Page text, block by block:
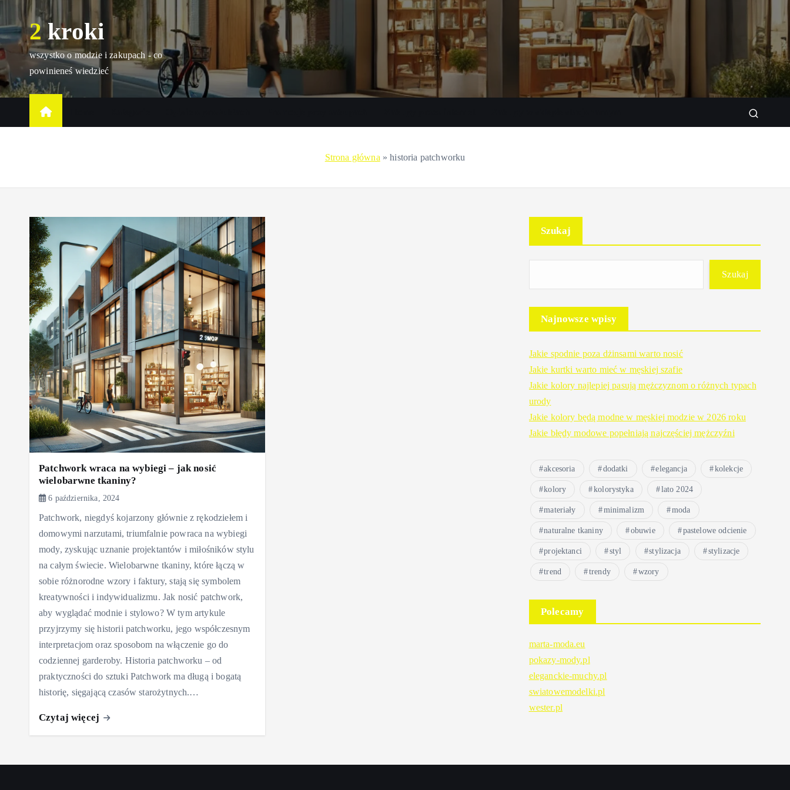
i
t
o
2 kroki
wszystko o modzie i zakupach - co
powinieneś wiedzieć
Strona główna »historia patchworku
Patchwork wraca na wybiegi – jak nosić
wielobarwne tkaniny?
6 października, 2024
Patchwork, niegdyś kojarzony głównie z rękodziełem i
domowymi narzutami, triumfalnie powraca na wybiegi
mody, zyskując uznanie projektantów i miłośników stylu
na całym świecie. Wielobarwne tkaniny, które łączą w
sobie różnorodne wzory i faktury, stają się symbolem
kreatywności i indywidualizmu. Jak nosić patchwork,
aby wyglądać modnie i stylowo? W tym artykule
przyjrzymy się historii patchworku, jego współczesnym
interpretacjom oraz sposobom na włączenie go do
codziennej garderoby. Historia patchworku – od
praktyczności do sztuki Patchwork ma długą i bogatą
historię, sięgającą czasów starożytnych.…
Czytaj więcej
Szukaj
Szukaj
Najnowsze wpisy
Jakie spodnie poza dżinsami warto nosić
Jakie kurtki warto mieć w męskiej szafie
Jakie kolory najlepiej pasują mężczyznom o różnych typach
urody
Jakie kolory będą modne w męskiej modzie w 2026 roku
Jakie błędy modowe popełniają najczęściej mężczyźni
akcesoria dodatki elegancja kolekcje
kolory kolorystyka lato 2024
materiały minimalizm moda
naturalne tkaniny obuwie pastelowe odcienie
projektanci styl stylizacja stylizacje
trend trendy wzory
Polecamy
marta-moda.eu
pokazy-mody.pl
eleganckie-muchy.pl
swiatowemodelki.pl
wester.pl